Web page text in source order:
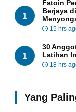
1
Fatoin
Berjaya
15 hrs
1
30
Latihan
18 hrs
Yang